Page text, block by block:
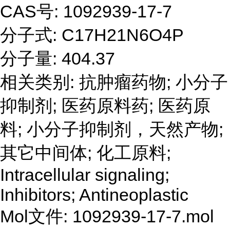
CAS号: 1092939-17-7
分子式: C17H21N6O4P
分子量: 404.37
相关类别: 抗肿瘤药物; 小分子
抑制剂; 医药原料药; 医药原
料; 小分子抑制剂，天然产物;
其它中间体; 化工原料;
Intracellular signaling;
Inhibitors; Antineoplastic
Mol文件: 1092939-17-7.mol